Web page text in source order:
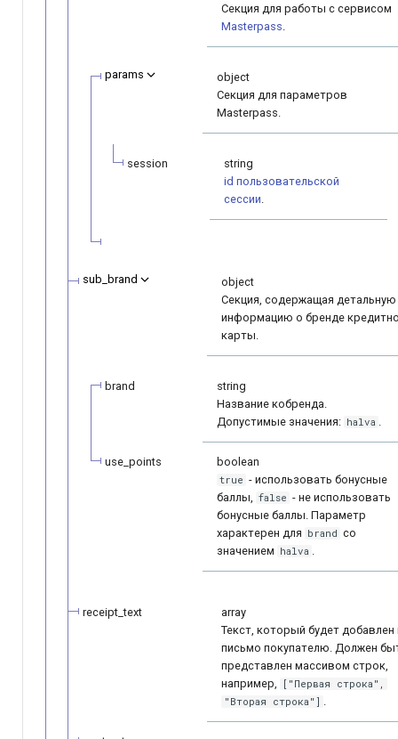
Секция для работы с сервисом
Masterpass
params
object
Секция для параметров
Masterpass.
session
string
id пользовательской
сессии
sub_brand
object
Секция, содержащая детальную
информацию о бренде
карты.
brand
string
Название кобренда.
Допустимые значения: halva
use_points boolean
true - использовать бонусные
баллы,
false - не использовать
бонусные баллы. Параметр
характерен для brand со
значением halva
receipt_text
array
Текст, который будет добавлен
письмо покупателю. Должен
представлен массивом строк,
например,
["Первая строка",
"Вторая строка"]